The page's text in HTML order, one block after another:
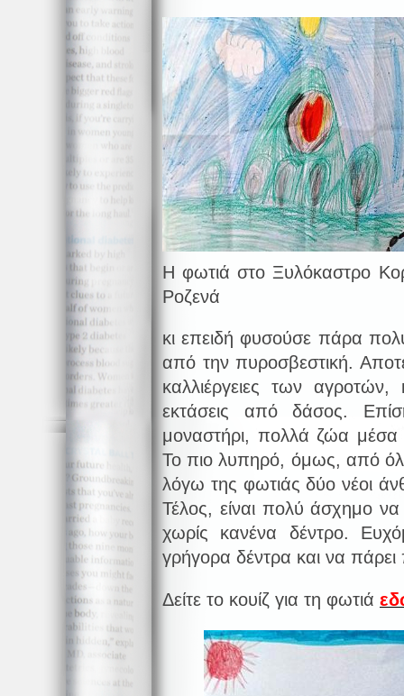
Η φωτιά στο Ξυλόκαστρο
Ροζενά
κι επειδή φυσούσε πάρα
από την πυροσβεστική.
καλλιέργειες των
εκτάσεις από δάσος.
μοναστήρι, πολλά ζώα μέσα
Το πιο λυπηρό, όμως, από
λόγω της φωτιάς δύο νέοι
Τέλος, είναι πολύ άσχημο
χωρίς κανένα δέντρο.
γρήγορα δέντρα και να
Δείτε το κουίζ για τη φωτιά